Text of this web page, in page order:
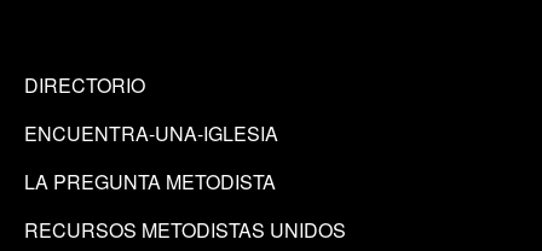
DIRECTORIO
ENCUENTRA-UNA-IGLESIA
LA PREGUNTA METODISTA
RECURSOS METODISTAS UNIDOS